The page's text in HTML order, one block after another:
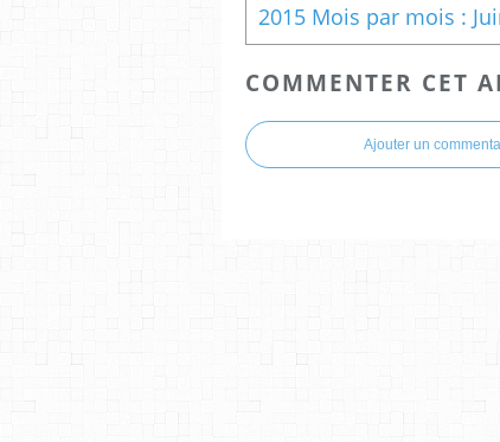
2015 Mois par mois :
COMMENTER CET
Ajouter un